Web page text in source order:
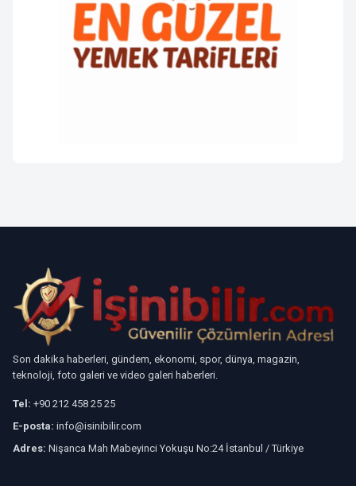
Son dakika haberleri, gündem, ekonomi, spor, dünya, magazin,
teknoloji, foto galeri ve video galeri haberleri.
Tel: +90 212 458 25 25
E-posta: info@isinibilir.com
Adres: Nişanca Mah Mabeyinci Yokuşu No:24 İstanbul / Türkiye